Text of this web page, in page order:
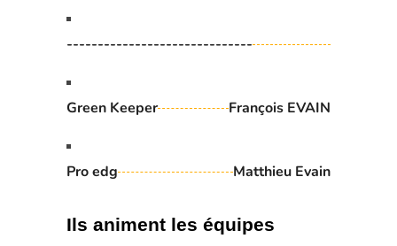
------------------------------
Green Keeper François EVAIN
Pro edg Matthieu Evain
Ils animent les équipes